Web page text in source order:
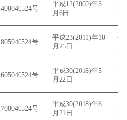
号
平成12(2000)年3
月6日
令
号
平成23(2011)年10
月26日
令
号
平成30(2018)年5
月22日
令
号
平成30(2018)年6
月21日
令